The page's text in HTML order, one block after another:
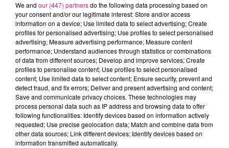
Crédit :D!RECT FM
FIL ACTUS
7 août 2026
Lorraine : une journée pas comme les autres au Parc animalier de...
6 août 2026
Metz : une distribution de lunette gratuite pour voir l’éclipse
5 août 2026
Casting de Woof : l'Euro-Métropole de Metz part à la recherche de...
4 août 2026
Officiel : Gauthier Hein quitte le FC Metz pour l'OGC Nice
We and our (447) partnersdo the following data processing based on
your consent and/or our legitimate interest: Store and/or access
information on a device; Use limited data to select advertising; Create
profiles for personalised advertising; Use profiles to select personalised
advertising; Measure advertising performance; Measure content
performance; Understand audiences through statistics or combinations
of data from different sources; Develop and improve services; Create
profiles to personalise content; Use profiles to select personalised
content; Use limited data to select content; Ensure security, prevent and
detect fraud, and fix errors; Deliver and present advertising and content;
Save and communicate privacy choices. These technologies may
process personal data such as IP address and browsing data to offer
following functionalities: Identify devices based on information actively
requested; Use precise geolocation data; Match and combine data from
other data sources; Link different devices; Identify devices based on
information transmitted automatically.